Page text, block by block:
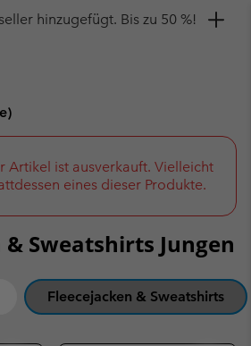
10 %-Gutschein
Artikel ist ausverkauft. Vielleicht
eines dieser Produkte.
& Sweatshirts Jungen
Fleecejacken & Sweatshirts